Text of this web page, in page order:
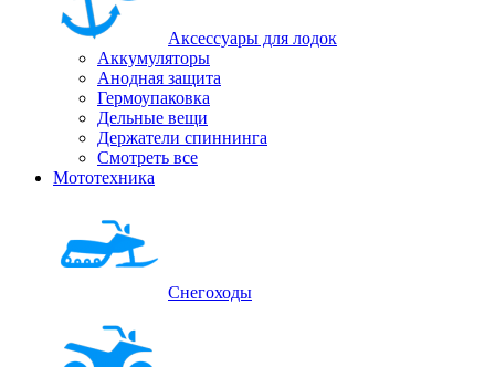
Аксессуары для лодок
Аккумуляторы
Анодная защита
Гермоупаковка
Дельные вещи
Держатели спиннинга
Смотреть все
Мототехника
Снегоходы